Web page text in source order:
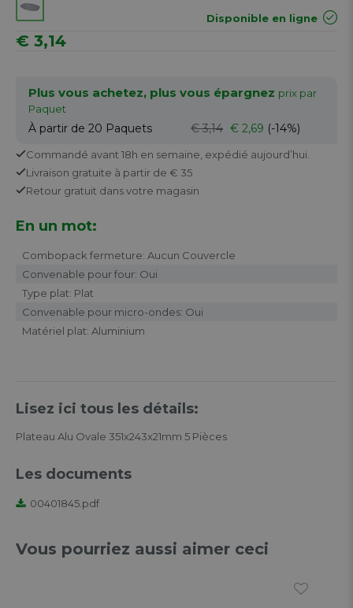
Disponible en ligne
€ 3,14
Plus vous achetez, plus vous épargnez prix par
Paquet
À partir de 20 Paquets € 3,14 € 2,69 (-14%)
Commandé avant 18h en semaine, expédié aujourd’hui.
Livraison gratuite à partir de € 35
Retour gratuit dans votre magasin
En un mot:
Combopack fermeture: Aucun Couvercle
Convenable pour four: Oui
Type plat: Plat
Convenable pour micro-ondes: Oui
Matériel plat: Aluminium
Lisez ici tous les détails:
Plateau Alu Ovale 351x243x21mm 5 Pièces
Les documents
00401845.pdf
Vous pourriez aussi aimer ceci